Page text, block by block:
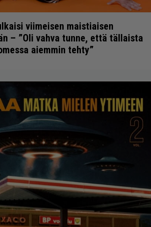
viimeisen maistiaisen
– ”Oli vahva tunne, että tällaista
aiemmin tehty”